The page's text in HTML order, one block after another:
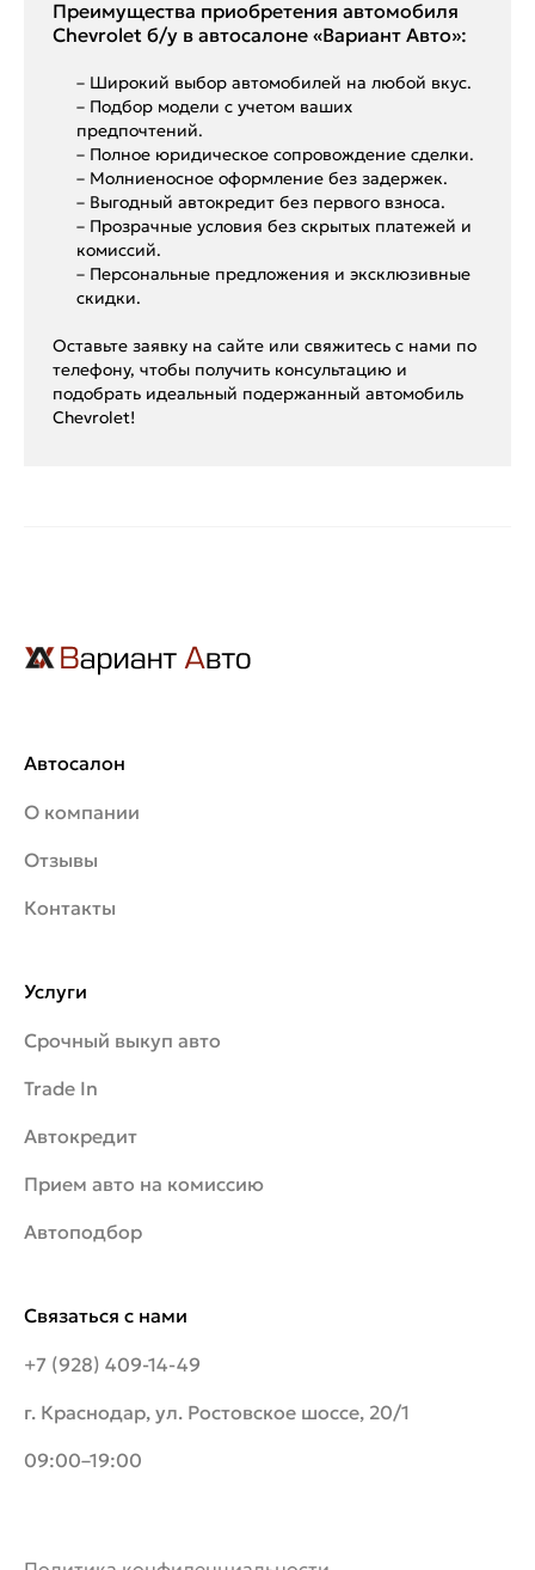
Преимущества приобретения автомобиля
Chevrolet б/у в автосалоне «Вариант Авто»:
– Широкий выбор автомобилей на любой вкус.
– Подбор модели с учетом ваших
предпочтений.
– Полное юридическое сопровождение сделки.
– Молниеносное оформление без задержек.
– Выгодный автокредит без первого взноса.
– Прозрачные условия без скрытых платежей и
комиссий.
– Персональные предложения и эксклюзивные
скидки.
Оставьте заявку на сайте или свяжитесь с нами по
телефону, чтобы получить консультацию и
подобрать идеальный подержанный автомобиль
Chevrolet!
Автосалон
О компании
Отзывы
Контакты
Связаться с нами
+7 (928) 409-14-49
г. Краснодар, ул. Ростовское шоссе, 20/1
09:00–19:00
Услуги
Срочный выкуп авто
Trade In
Автокредит
Прием авто на комиссию
Автоподбор